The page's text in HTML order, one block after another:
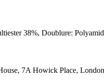
38%, Doublure:
7A Howick Place,